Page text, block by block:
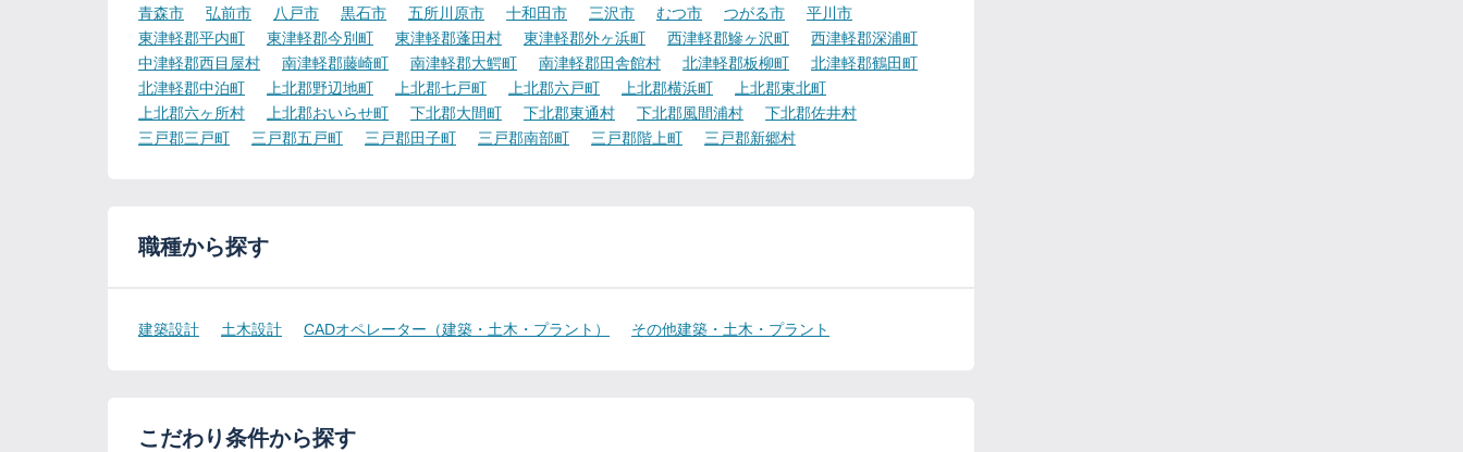
青森市 弘前市 八戸市 黒石市 五所川原市 十和田市 三沢市 むつ市 つがる市
平川市
東津軽郡平内町
東津軽郡今別町 東津軽郡蓬田村 東津軽郡外ヶ浜町 西津軽郡鰺ヶ沢町
西津軽郡深浦町
中津軽郡西目屋村
南津軽郡藤崎町 南津軽郡大鰐町 南津軽郡田舎館村 北津軽郡板柳町
北津軽郡鶴田町
北津軽郡中泊町
上北郡野辺地町 上北郡七戸町 上北郡六戸町 上北郡横浜町
上北郡東北町
上北郡六ヶ所村
上北郡おいらせ町 下北郡大間町 下北郡東通村 下北郡風間浦村
下北郡佐井村
三戸郡三戸町
三戸郡五戸町 三戸郡田子町 三戸郡南部町 三戸郡階上町 三戸郡新郷村
職種から探す
建築設計 土木設計 CADオペレーター（建築・土木・プラント） その他建築・土木・プラント
こだわり条件から探す